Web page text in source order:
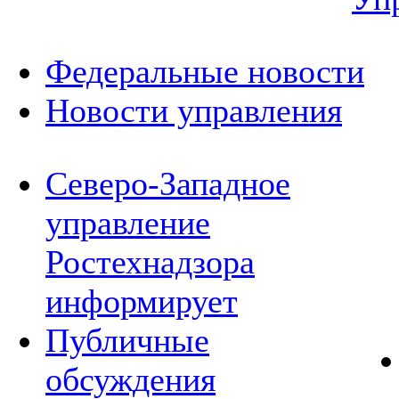
Федеральные новости
Новости управления
Северо-Западное
управление
Ростехнадзора
информирует
Публичные
обсуждения